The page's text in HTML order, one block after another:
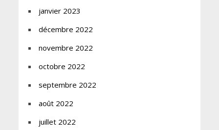
janvier 2023
décembre 2022
novembre 2022
octobre 2022
septembre 2022
août 2022
juillet 2022